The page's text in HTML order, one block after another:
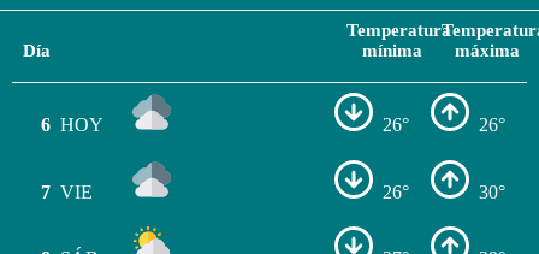
Día
Temperatura
mínima
máxima
6 HOY 26° 26°
7 VIE 26° 30°